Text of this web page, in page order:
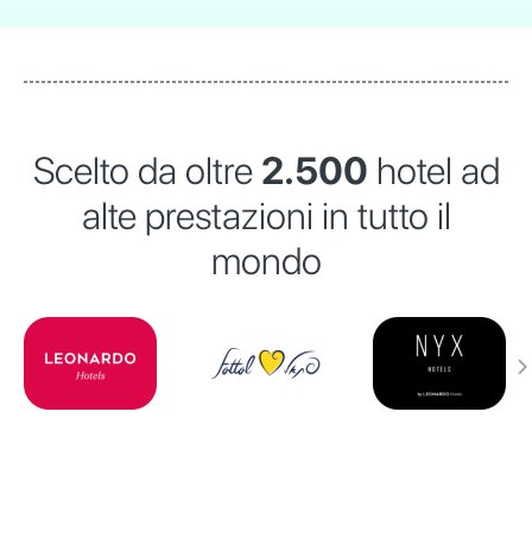
Scelto da oltre 2.500 hotel ad
alte prestazioni in tutto il
mondo